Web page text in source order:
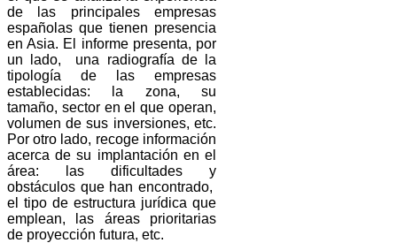
de las principales empresas
españolas que tienen presencia
en Asia. El informe presenta, por
un lado, una radiografía de la
tipología de las empresas
establecidas: la zona, su
tamaño, sector en el que operan,
volumen de sus inversiones, etc.
Por otro lado, recoge información
acerca de su implantación en el
área: las dificultades y
obstáculos que han encontrado,
el tipo de estructura jurídica que
emplean, las áreas prioritarias
de proyección futura, etc.